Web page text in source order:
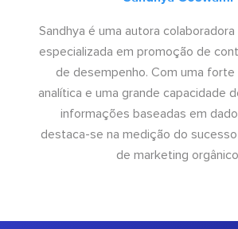
Sandhya é uma autora colaboradora
especializada em promoção de
de desempenho. Com uma forte
analítica e uma grande capacidade
informações baseadas em
destaca-se na medição do
de marketing